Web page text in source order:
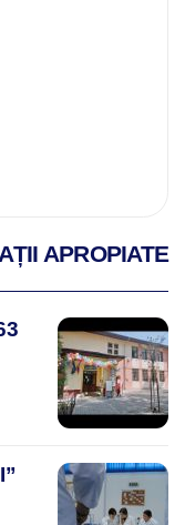
APROPIATE